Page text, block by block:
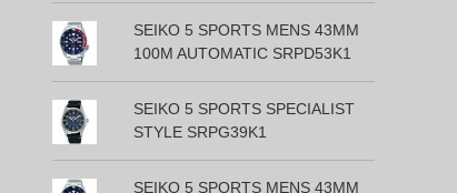
SEIKO 5 SPORTS MENS 43MM
100M AUTOMATIC SRPD53K1
SEIKO 5 SPORTS SPECIALIST
STYLE SRPG39K1
SEIKO 5 SPORTS MENS 43MM